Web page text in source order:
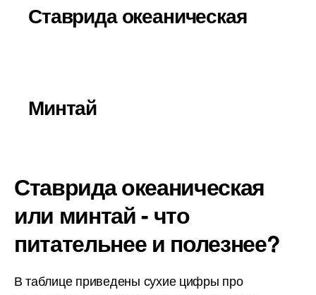
Ставрида океаническая
Минтай
Ставрида океаническая
или минтай - что
питательнее и полезнее?
В таблице приведены сухие цифры про